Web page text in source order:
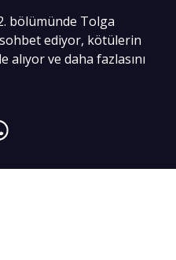
bölümünde Tolga
sohbet ediyor, kötülerin
ve daha fazlasını